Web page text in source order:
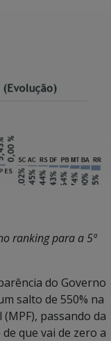
ranking para a 5ª
do Governo
salto de 550% na
passando da
que vai de zero a